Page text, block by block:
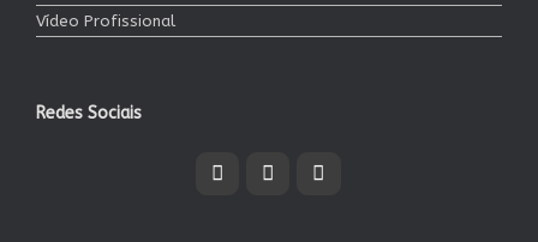
Vídeo Profissional
Redes Sociais